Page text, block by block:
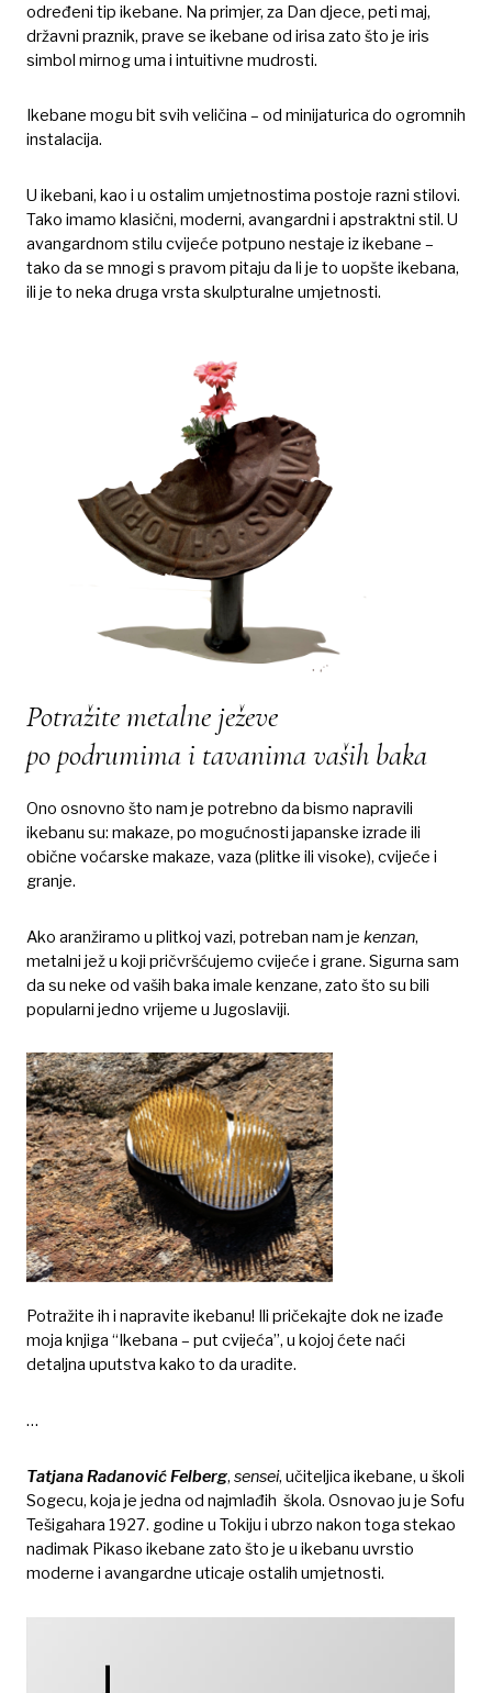
određeni tip ikebane. Na primjer, za Dan djece, peti maj,
državni praznik, prave se ikebane od irisa zato što je iris
simbol mirnog uma i intuitivne mudrosti.
Ikebane mogu bit svih veličina – od minijaturica do ogromnih
instalacija.
U ikebani, kao i u ostalim umjetnostima postoje razni stilovi.
Tako imamo klasični, moderni, avangardni i apstraktni stil. U
avangardnom stilu cvijeće potpuno nestaje iz ikebane –
tako da se mnogi s pravom pitaju da li je to uopšte ikebana,
ili je to neka druga vrsta skulpturalne umjetnosti.
Potražite metalne ježeve
po podrumima i tavanima vaših baka
Ono osnovno što nam je potrebno da bismo napravili
ikebanu su: makaze, po mogućnosti japanske izrade ili
obične voćarske makaze, vaza (plitke ili visoke), cvijeće i
granje.
Ako aranžiramo u plitkoj vazi, potreban nam je kenzan,
metalni jež u koji pričvršćujemo cvijeće i grane. Sigurna sam
da su neke od vaših baka imale kenzane, zato što su bili
popularni jedno vrijeme u Jugoslaviji.
Potražite ih i napravite ikebanu! Ili pričekajte dok ne izađe
moja knjiga “Ikebana – put cvijeća”, u kojoj ćete naći
detaljna uputstva kako to da uradite.
…
Tatjana Radanović Felberg, sensei, učiteljica ikebane, u školi
Sogecu, koja je jedna od najmlađih škola. Osnovao ju je Sofu
Tešigahara 1927. godine u Tokiju i ubrzo nakon toga stekao
nadimak Pikaso ikebane zato što je u ikebanu uvrstio
moderne i avangardne uticaje ostalih umjetnosti.